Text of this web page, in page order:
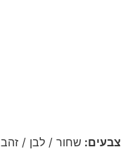
צבעים: שחור / לבן / זהב